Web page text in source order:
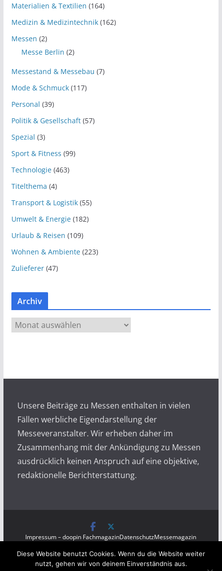
Materialien & Textilien (164)
Medizin & Medizintechnik(162)
Messen (2)
Messe Berlin (2)
Messestand & Messebau (7)
Mode & Schmuck(117)
Personal (39)
Politik & Gesellschaft(57)
Spezial (3)
Sport & Fitness (99)
Technologie(463)
Titelthema (4)
Transport & Logistik(55)
Umwelt & Energie(182)
Urlaub & Reisen (109)
Wohnen & Ambiente(223)
Zulieferer(47)
Archiv
r
Unsere Beiträge zu Messen enthalten in vielen
Fällen werbliche Eigendarstellung der
Messeveranstalter. Wir erheben daher im
Zusammenhang mit der Ankündigung zu Messen
ausdrücklich keinen Anspruch auf eine objektive,
redaktionelle Berichterstattung.
Impressum – doopin FachmagazinDatenschutzMessemagazin
Copyright © 2026Messen auf doopin.de. All rights
Diese Website benutzt Cookies. Wenn du die Website weiter
nutzt, gehen wir von deinem Einverständnis aus.